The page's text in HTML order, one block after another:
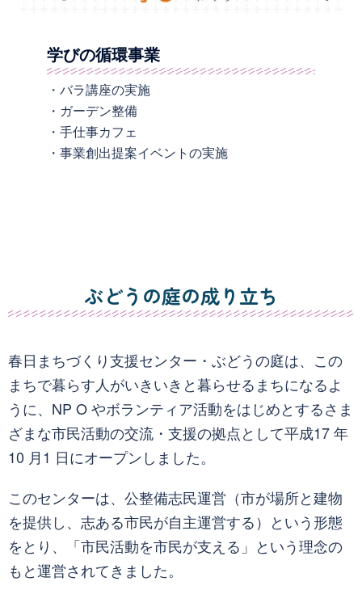
学びの循環事業
・バラ講座の実施
・ガーデン整備
・手仕事カフェ
・事業創出提案イベントの実施
ぶどうの庭の成り立ち
春日まちづくり支援センター・ぶどうの庭は、この
まちで暮らす人がいきいきと暮らせるまちになるよ
うに、NP O やボランティア活動をはじめとするさま
ざまな市民活動の交流・支援の拠点として平成17 年
10 月1 日にオープンしました。
このセンターは、公整備志民運営（市が場所と建物
を提供し、志ある市民が自主運営する）という形態
をとり、「市民活動を市民が支える」という理念の
もと運営されてきました。